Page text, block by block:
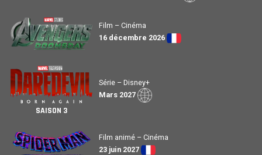
Film – Cinéma
16 décembre 2026
SAISON 3
Série – Disney+
Mars 2027
Film animé – Cinéma
23 juin 2027